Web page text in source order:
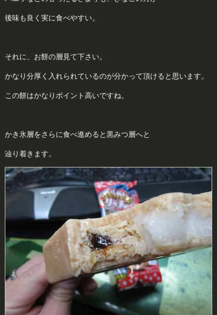
後味も良く実に食べやすい。
それに、お餅の層見て下さい。
かなり分厚く入れられているのが分かって頂けると思います。
この餅はかなりポイント高いですね。
かき氷層をさらに食べ進めると黒みつ層へと
辿り着きます。